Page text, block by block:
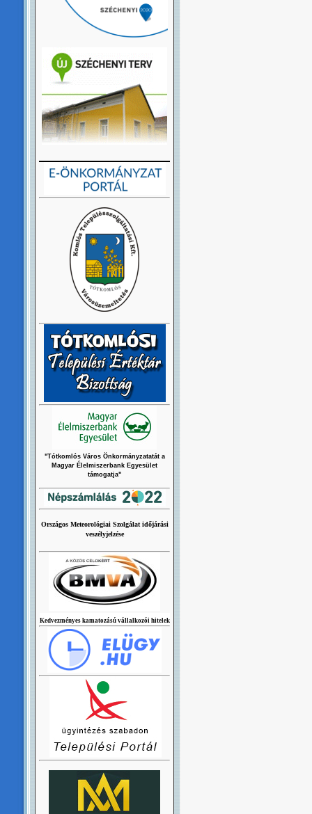
"Tótkomlós Város Önkormányzatatát a
Magyar Élelmiszerbank Egyesület
támogatja"
Országos Meteorológiai Szolgálat időjárási
veszélyjelzése
Kedvezményes kamatozású vállalkozói hitelek